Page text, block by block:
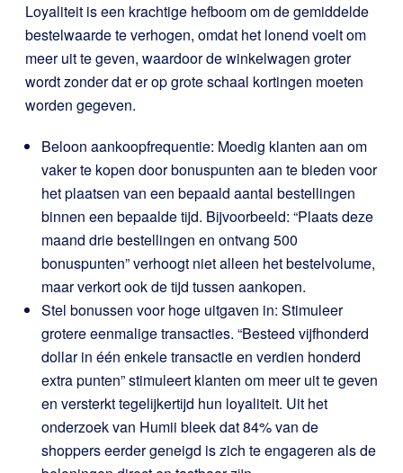
Loyaliteit is een krachtige hefboom om de gemiddelde
bestelwaarde te verhogen, omdat het lonend voelt om
meer uit te geven, waardoor de winkelwagen groter
wordt zonder dat er op grote schaal kortingen moeten
worden gegeven.
Beloon aankoopfrequentie: Moedig klanten aan om
vaker te kopen door bonuspunten aan te bieden voor
het plaatsen van een bepaald aantal bestellingen
binnen een bepaalde tijd. Bijvoorbeeld: “Plaats deze
maand drie bestellingen en ontvang 500
bonuspunten” verhoogt niet alleen het bestelvolume,
maar verkort ook de tijd tussen aankopen.
Stel bonussen voor hoge uitgaven in: Stimuleer
grotere eenmalige transacties. “Besteed vijfhonderd
dollar in één enkele transactie en verdien honderd
extra punten” stimuleert klanten om meer uit te geven
en versterkt tegelijkertijd hun loyaliteit. Uit het
onderzoek van Humii bleek dat 84% van de
shoppers eerder geneigd is zich te engageren als de